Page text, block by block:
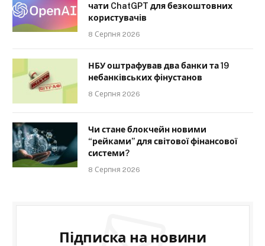
чати ChatGPT для безкоштовних
користувачів
8 Серпня 2026
НБУ оштрафував два банки та 19
небанківських фінустанов
8 Серпня 2026
Чи стане блокчейн новими
“рейками” для світової фінансової
системи?
8 Серпня 2026
Підписка на новини